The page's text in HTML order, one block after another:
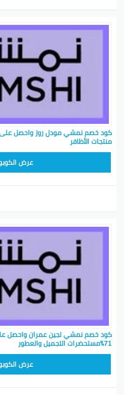
منتجات الأظافر
عرض
كود خصم نمشي لجين عمران واحصل
71٪مستحضرات التجميل والعطور
عرض